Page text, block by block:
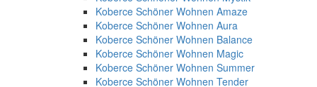
Koberce Schöner Wohnen Amaze
Koberce Schöner Wohnen Aura
Koberce Schöner Wohnen Balance
Koberce Schöner Wohnen Magic
Koberce Schöner Wohnen Summer
Koberce Schöner Wohnen Tender